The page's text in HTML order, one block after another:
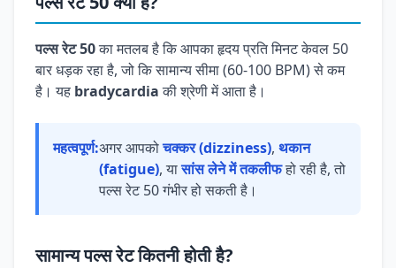
पल्स रेट 50का मतलब है कि आपका हृदय प्रति मिनट केवल 50
बार धड़क रहा है, जो कि सामान्य सीमा (60-100 BPM) से कम
है। यह bradycardiaकी श्रेणी में आता है।
महत्वपूर्ण:अगर आपकोचक्कर (dizziness), थकान
(fatigue), यासांस लेने में तकलीफहो रही है, तो
पल्स रेट 50 गंभीर हो सकती है।
सामान्य पल्स रेट कितनी होती है?